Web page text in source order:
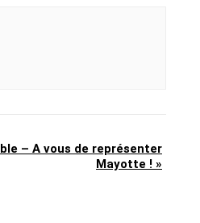
– A vous de représenter
Mayotte ! »